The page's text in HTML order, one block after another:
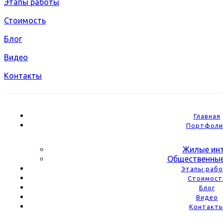
Этапы работы
Стоимость
Блог
Видео
Контакты
Главная
Жилые
Этапы
Блог
Видео
Контакты